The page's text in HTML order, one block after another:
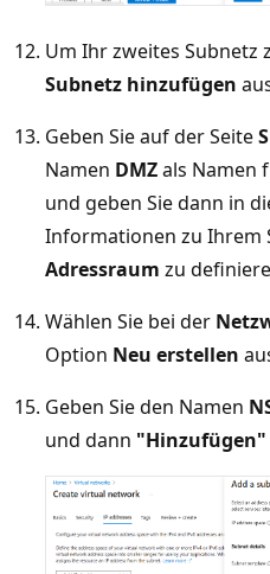
Um Ihr zweites Subnetz
Subnetz hinzufügen
Geben Sie auf der Seite
Namen DMZals Namen
und geben Sie dann in
Informationen zu Ihrem
Adressraum zu
Wählen Sie bei der
Option Neu erstellen
Geben Sie den Namen
und dann "Hinzufügen"